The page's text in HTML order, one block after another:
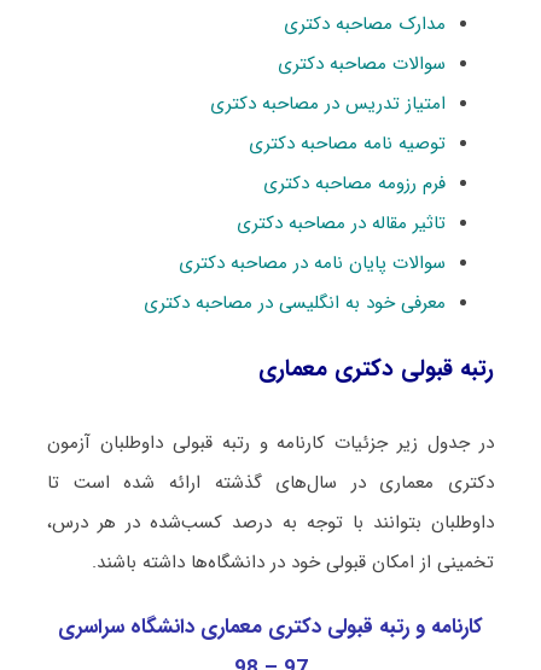
مدارک مصاحبه دکتری
سوالات مصاحبه دکتری
امتیاز تدریس در مصاحبه دکتری
توصیه نامه مصاحبه دکتری
فرم رزومه مصاحبه دکتری
تاثیر مقاله در مصاحبه دکتری
سوالات پایان نامه در مصاحبه دکتری
معرفی خود به انگلیسی در مصاحبه دکتری
رتبه قبولی دکتری ﻣﻌﻤﺎری
در جدول زیر جزئیات کارنامه و رتبه قبولی داوطلبان آزمون
دکتری ﻣﻌﻤﺎری در سال‌های گذشته ارائه شده است تا
داوطلبان بتوانند با توجه به درصد کسب‌شده در هر درس،
تخمینی از امکان قبولی خود در دانشگاه‌ها داشته باشند.
کارنامه و رتبه قبولی دکتری ﻣﻌﻤﺎری دانشگاه سراسری